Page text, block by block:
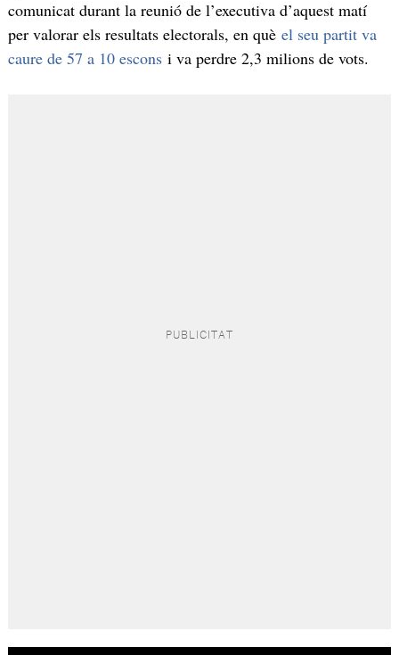
comunicat durant la reunió de l’executiva d’aquest matí
per valorar els resultats electorals, en què el seu partit va
caure de 57 a 10 esconsi va perdre 2,3 milions de vots.